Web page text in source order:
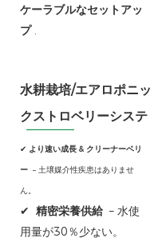
ケーラブルなセットアッ
プ .
水耕栽培/エアロポニッ
クストロベリーシステ
ム
✔ より速い成長 & クリーナーベリ
ー – 土壌媒介性疾患はありませ
ん。
✔ 精密栄養供給 – 水使
用量が30％少ない。